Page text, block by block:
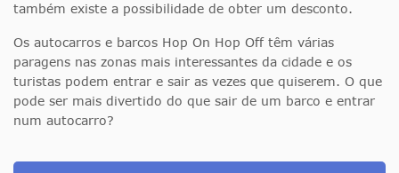
também existe a possibilidade de obter um desconto.
Os autocarros e barcos Hop On Hop Off têm várias
paragens nas zonas mais interessantes da cidade e os
turistas podem entrar e sair as vezes que quiserem. O que
pode ser mais divertido do que sair de um barco e entrar
num autocarro?